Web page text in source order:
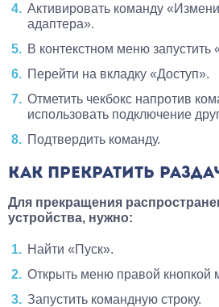
Активировать команду
адаптера».
В контекстном меню запустить
Перейти на вкладку «Доступ».
Отметить чекбокс напротив
использовать подключение
Подтвердить команду.
КАК ПРЕКРАТИТЬ
Для прекращения
устройства, нужно:
Найти «Пуск».
Открыть меню правой кнопкой
Запустить командную строку.